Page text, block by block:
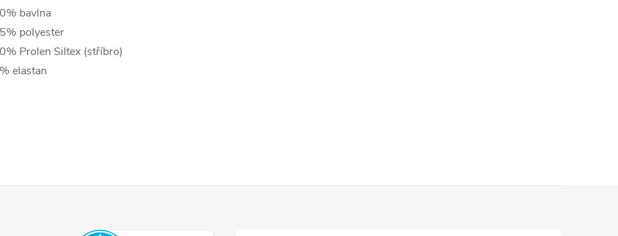
bavlna
polyester
Prolen Siltex (stříbro)
elastan